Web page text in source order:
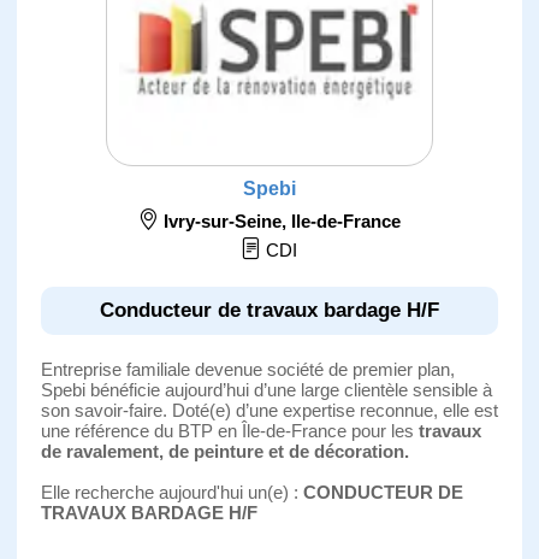
Spebi
Ivry-sur-Seine, Ile-de-France
CDI
Conducteur de travaux bardage H/F
Entreprise familiale devenue société de premier plan,
Spebi bénéficie aujourd’hui d’une large clientèle sensible à
son savoir-faire. Doté(e) d’une expertise reconnue, elle est
une référence du BTP en Île-de-France pour les travaux
de ravalement, de peinture et de décoration.
Elle recherche aujourd'hui un(e) : CONDUCTEUR DE
TRAVAUX BARDAGE H/F